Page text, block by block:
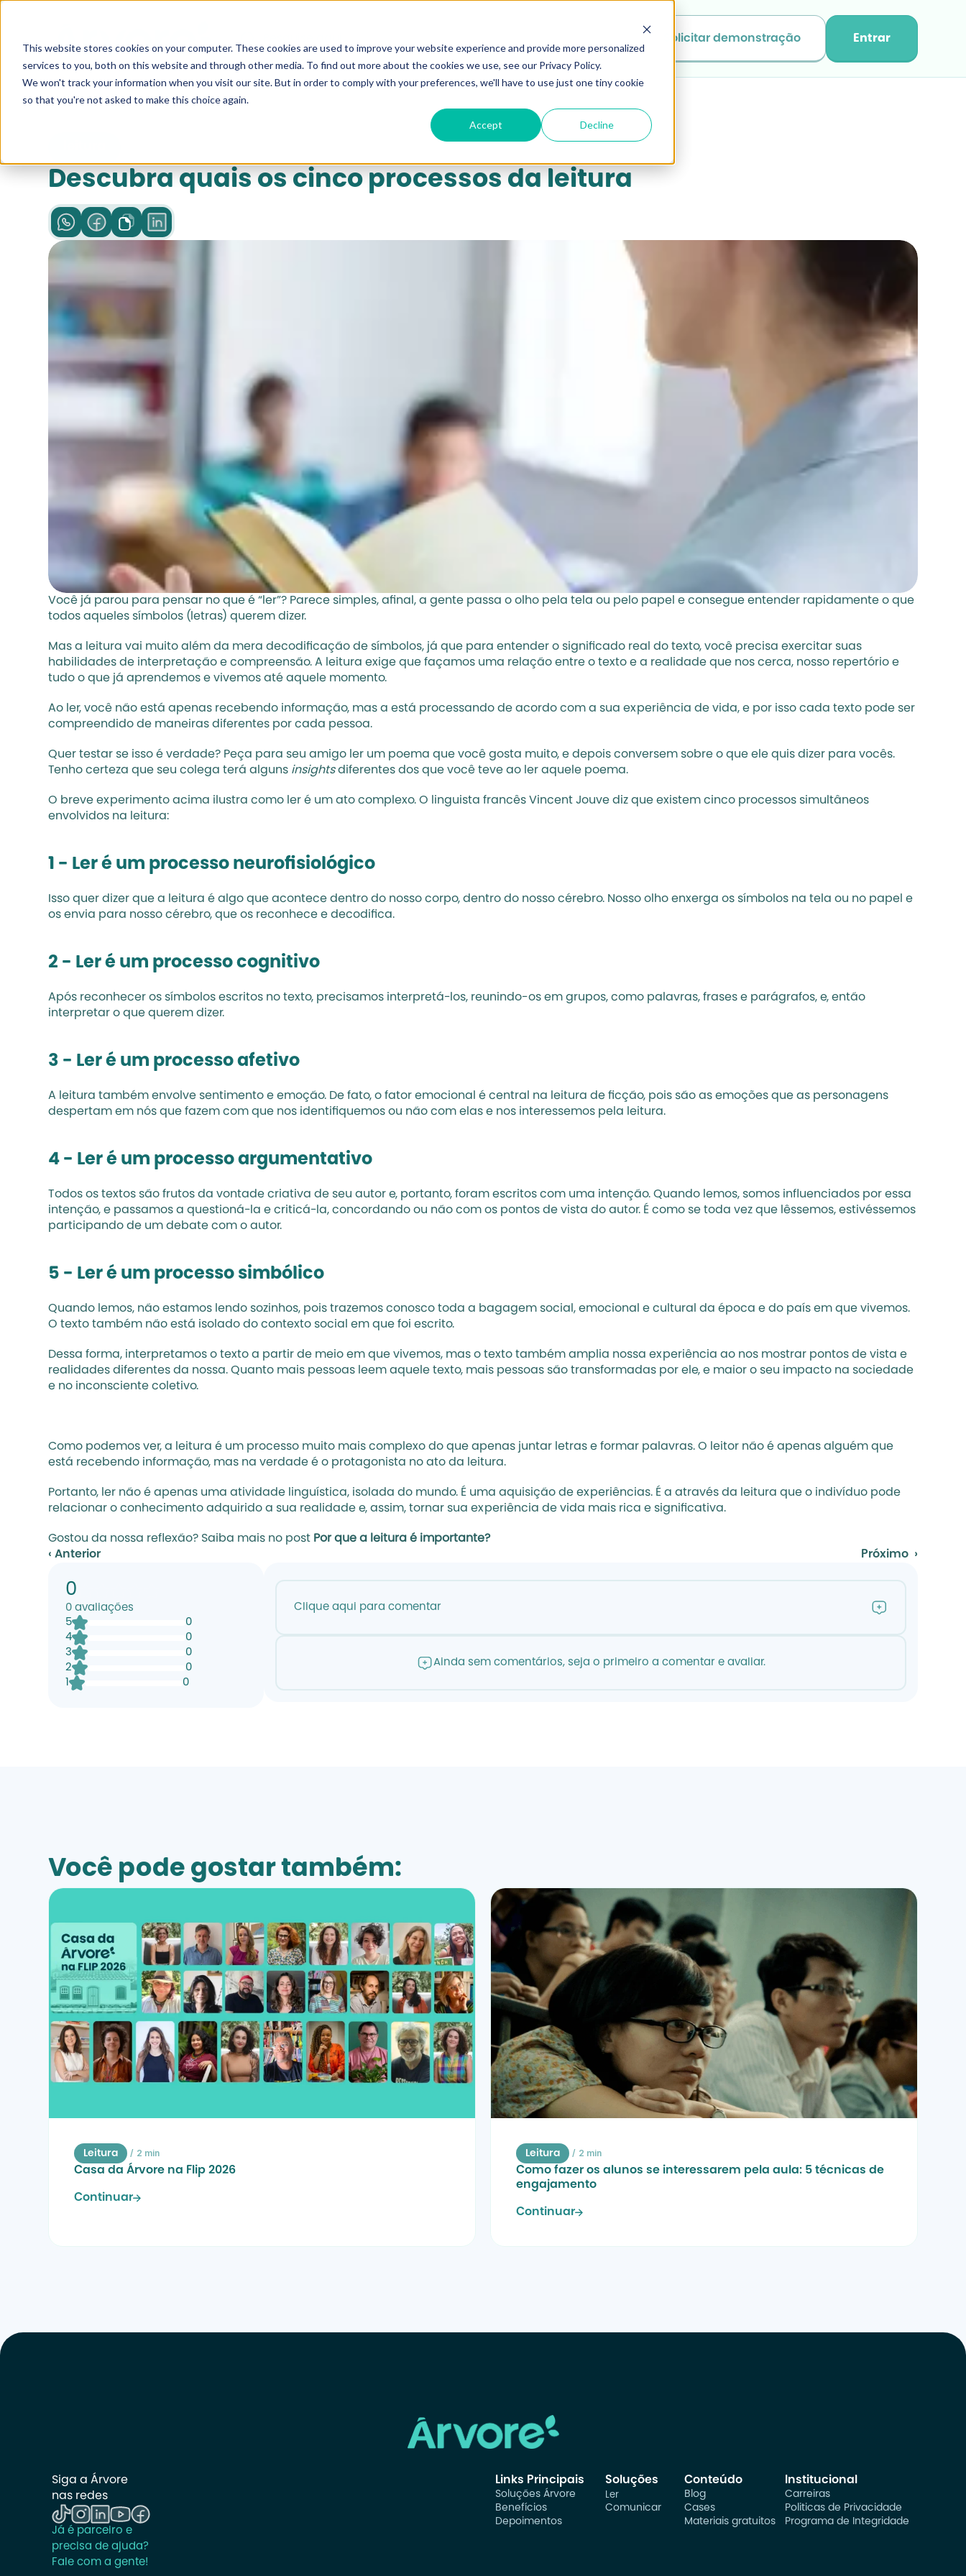
This website stores cookies on your computer. These cookies are used to improve your website experience and provide more personalized
services to you, both on this website and through other media. To find out more about the cookies we use, see our Privacy Policy.
We won't track your information when you visit our site. But in order to comply with your preferences, we'll have to use just one tiny cookie
so that you're not asked to make this choice again.
Accept Decline
Solicitar demonstração Entrar
Descubra quais os cinco processos da leitura
Você já parou para pensar no que é “ler”? Parece simples, afinal, a gente passa o olho pela tela ou pelo papel e consegue entender rapidamente o que
todos aqueles símbolos (letras) querem dizer.
Mas a leitura vai muito além da mera decodificação de símbolos, já que para entender o significado real do texto, você precisa exercitar suas
habilidades de interpretação e compreensão. A leitura exige que façamos uma relação entre o texto e a realidade que nos cerca, nosso repertório e
tudo o que já aprendemos e vivemos até aquele momento.
Ao ler, você não está apenas recebendo informação, mas a está processando de acordo com a sua experiência de vida, e por isso cada texto pode ser
compreendido de maneiras diferentes por cada pessoa.
Quer testar se isso é verdade? Peça para seu amigo ler um poema que você gosta muito, e depois conversem sobre o que ele quis dizer para vocês.
Tenho certeza que seu colega terá alguns insights diferentes dos que você teve ao ler aquele poema.
O breve experimento acima ilustra como ler é um ato complexo. O linguista francês Vincent Jouve diz que existem cinco processos simultâneos
envolvidos na leitura:
1 - Ler é um processo neurofisiológico
Isso quer dizer que a leitura é algo que acontece dentro do nosso corpo, dentro do nosso cérebro. Nosso olho enxerga os símbolos na tela ou no papel e
os envia para nosso cérebro, que os reconhece e decodifica.
2 - Ler é um processo cognitivo
Após reconhecer os símbolos escritos no texto, precisamos interpretá-los, reunindo-os em grupos, como palavras, frases e parágrafos, e, então
interpretar o que querem dizer.
3 - Ler é um processo afetivo
A leitura também envolve sentimento e emoção. De fato, o fator emocional é central na leitura de ficção, pois são as emoções que as personagens
despertam em nós que fazem com que nos identifiquemos ou não com elas e nos interessemos pela leitura.
4 - Ler é um processo argumentativo
Todos os textos são frutos da vontade criativa de seu autor e, portanto, foram escritos com uma intenção. Quando lemos, somos influenciados por essa
intenção, e passamos a questioná-la e criticá-la, concordando ou não com os pontos de vista do autor. É como se toda vez que lêssemos, estivéssemos
participando de um debate com o autor.
5 - Ler é um processo simbólico
Quando lemos, não estamos lendo sozinhos, pois trazemos conosco toda a bagagem social, emocional e cultural da época e do país em que vivemos.
O texto também não está isolado do contexto social em que foi escrito.
Dessa forma, interpretamos o texto a partir de meio em que vivemos, mas o texto também amplia nossa experiência ao nos mostrar pontos de vista e
realidades diferentes da nossa. Quanto mais pessoas leem aquele texto, mais pessoas são transformadas por ele, e maior o seu impacto na sociedade
e no inconsciente coletivo.
Como podemos ver, a leitura é um processo muito mais complexo do que apenas juntar letras e formar palavras. O leitor não é apenas alguém que
está recebendo informação, mas na verdade é o protagonista no ato da leitura.
Portanto, ler não é apenas uma atividade linguística, isolada do mundo. É uma aquisição de experiências. É a através da leitura que o indivíduo pode
relacionar o conhecimento adquirido a sua realidade e, assim, tornar sua experiência de vida mais rica e significativa.
Gostou da nossa reflexão? Saiba mais no post Por que a leitura é importante?
‹ Anterior
Próximo  ›
0
0 avaliações
5
0
4
0
3
0
2
0
1
0
Clique aqui para comentar
Ainda sem comentários, seja o primeiro a comentar e avaliar.
Você pode gostar também:
Leitura / 2 min
Casa da Árvore na Flip 2026
Continuar
Leitura / 2 min
Como fazer os alunos se interessarem pela aula: 5 técnicas de
engajamento
Continuar
Siga a Árvore
nas redes
Já é parceiro e
precisa de ajuda?
Fale com a gente!
Links Principais
Soluções Árvore
Benefícios
Depoimentos
Soluções
Ler
Comunicar
Conteúdo
Blog
Cases
Materiais gratuitos
Institucional
Carreiras
Politicas de Privacidade
Programa de Integridade